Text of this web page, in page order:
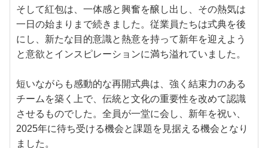
そして紅包は、一体感と興奮を醸し出し、その熱気は
一日の始まりまで続きました。従業員たちは式典を後
にし、新たな目的意識と熱意を持って新年を迎えよう
と意欲とインスピレーションに満ち溢れていました。
短いながらも感動的な再開式典は、強く結束力のある
チームを築く上で、伝統と文化の重要性を改めて認識
させるものでした。全員が一堂に会し、新年を祝い、
2025年に待ち受ける機会と課題を見据える機会となり
ました。